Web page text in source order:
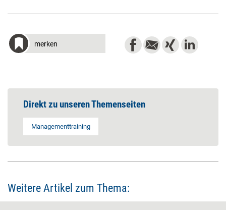
merken
Direkt zu unseren Themenseiten
Managementtraining
Weitere Artikel zum Thema: